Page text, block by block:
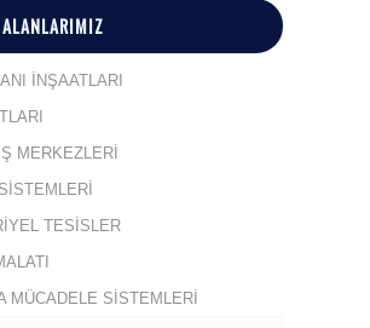
İNŞAATLARI
MERKEZLERİ
TESİSLER
MÜCADELE SİSTEMLERİ